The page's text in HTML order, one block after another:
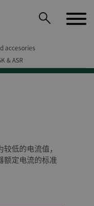
accesories
& ASR
低的电流值，
额定电流的标准